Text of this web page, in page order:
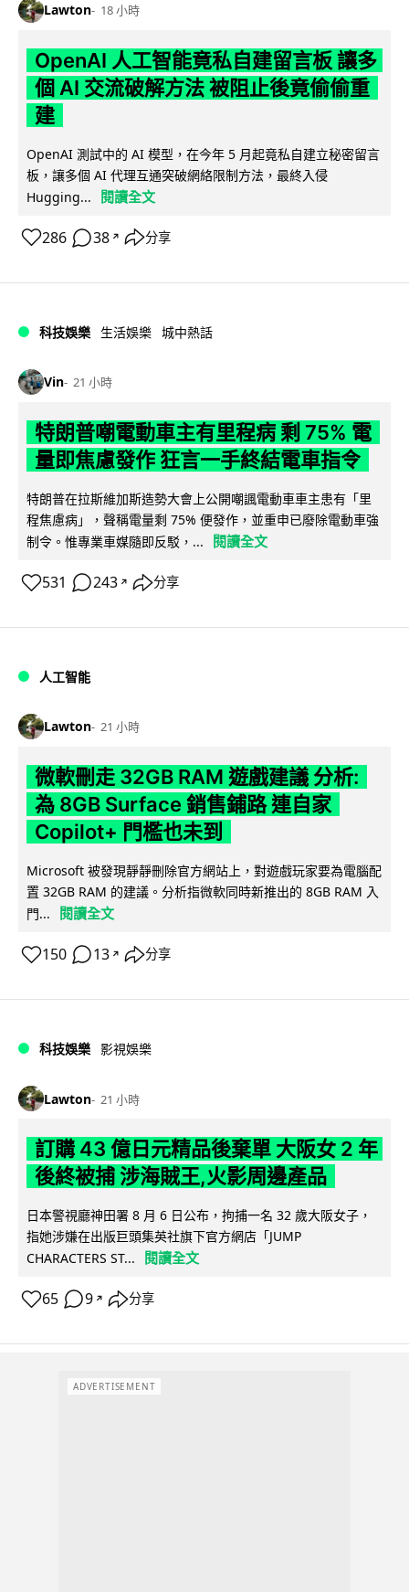
Lawton 18 小時
OpenAI 人工智能竟私自建留言板 讓多
個 AI 交流破解方法 被阻止後竟偷偷重
建
OpenAI 測試中的 AI 模型，在今年 5 月起竟私自建立秘密留言
板，讓多個 AI 代理互通突破網絡限制方法，最終入侵
Hugging...
閱讀全文
286 38 ↗ 分享
科技娛樂 生活娛樂 城中熱話
Vin 21 小時
特朗普嘲電動車主有里程病 剩 75% 電
量即焦慮發作 狂言一手終結電車指令
特朗普在拉斯維加斯造勢大會上公開嘲諷電動車車主患有「里
程焦慮病」，聲稱電量剩 75% 便發作，並重申已廢除電動車強
制令。惟專業車媒隨即反駁，...
閱讀全文
531 243 ↗ 分享
人工智能
Lawton 21 小時
微軟刪走 32GB RAM 遊戲建議 分析:
為 8GB Surface 銷售鋪路 連自家
Copilot+ 門檻也未到
Microsoft 被發現靜靜刪除官方網站上，對遊戲玩家要為電腦配
置 32GB RAM 的建議。分析指微軟同時新推出的 8GB RAM 入
門...
閱讀全文
150 13 ↗ 分享
科技娛樂 影視娛樂
Lawton 21 小時
訂購 43 億日元精品後棄單 大阪女 2 年
後終被捕 涉海賊王,火影周邊產品
日本警視廳神田署 8 月 6 日公布，拘捕一名 32 歲大阪女子，
指她涉嫌在出版巨頭集英社旗下官方網店「JUMP
CHARACTERS ST...
閱讀全文
65 9 ↗ 分享
ADVERTISEMENT